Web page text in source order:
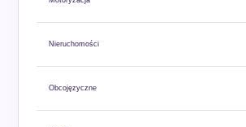
Nieruchomości
Obcojęzyczne